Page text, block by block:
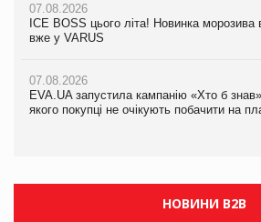
07.08.2026
ICE BOSS цього літа! Новинка морозива
вже у VARUS
07.08.2026
EVA.UA запустила кампанію «Хто б
якого покупці не очікують побачити на
07.08.2026
ICE BOSS цього літа! Новинка морозива
вже у VARUS
07.08.2026
EVA.UA запустила кампанію «Хто б
якого покупці не очікують побачити на
Продажі Hugo Boss впали на 9%
НОВИНИ B2B